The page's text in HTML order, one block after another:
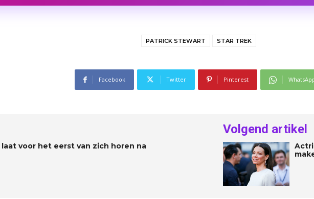
PATRICK STEWART STAR TREK
Facebook Twitter Pinterest
laat voor het eerst van zich horen na
Volgend artikel